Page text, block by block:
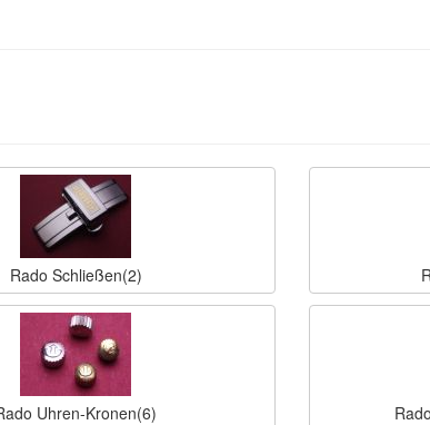
Rado Schließen(2)
Uhren-Kronen(6)